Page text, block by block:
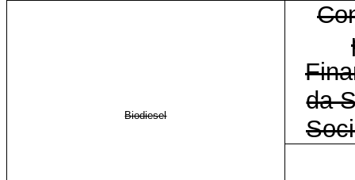
Biodiesel
da